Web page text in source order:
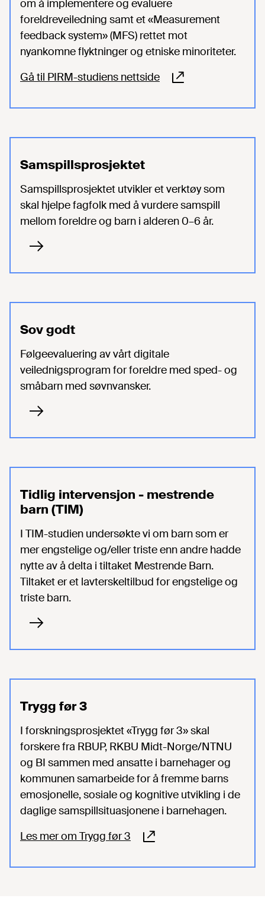
om å implementere og evaluere
foreldreveiledning samt et «Measurement
feedback system» (MFS) rettet mot
nyankomne flyktninger og etniske minoriteter.
Gå til PIRM-studiens nettside
Samspillsprosjektet
Samspillsprosjektet utvikler et verktøy som
skal hjelpe fagfolk med å vurdere samspill
mellom foreldre og barn i alderen 0–6 år.
Sov godt
Følgeevaluering av vårt digitale
veilednigsprogram for foreldre med sped- og
småbarn med søvnvansker.
Tidlig intervensjon - mestrende
barn (TIM)
I TIM-studien undersøkte vi om barn som er
mer engstelige og/eller triste enn andre hadde
nytte av å delta i tiltaket Mestrende Barn.
Tiltaket er et lavterskeltilbud for engstelige og
triste barn.
Trygg før 3
I forskningsprosjektet «Trygg før 3» skal
forskere fra RBUP, RKBU Midt-Norge/NTNU
og BI sammen med ansatte i barnehager og
kommunen samarbeide for å fremme barns
emosjonelle, sosiale og kognitive utvikling i de
daglige samspillsituasjonene i barnehagen.
Les mer om Trygg før 3